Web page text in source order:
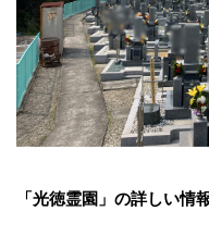
「光徳霊園」の詳しい情